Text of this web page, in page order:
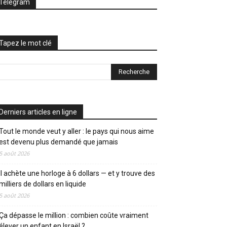
le mot clé
articles en ligne
le monde veut y aller : le pays qui nous aime
devenu plus demandé que jamais
août 2026
achète une horloge à 6 dollars — et y trouve des
de dollars en liquide
août 2026
dépasse le million : combien coûte vraiment